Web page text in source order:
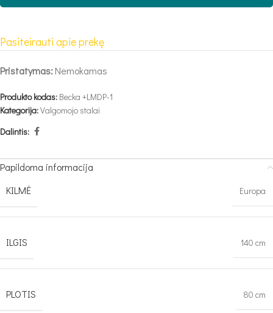
Pasiteirauti apie prekę
Pristatymas:Nemokamas
Produkto kodas: Becka +LMDP-1
Kategorija:Valgomojo stalai
Dalintis:
Papildoma informacija
KILMĖ
Europa
ILGIS 140 cm
PLOTIS 80 cm